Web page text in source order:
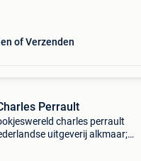
of Verzenden
Perrault
charles perrault
uitgeverij alkmaar;